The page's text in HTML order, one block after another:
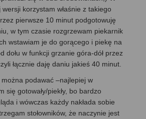
korzystam właśnie z takiego
pierwsze 10 minut podgotowuję
w tym czasie rozgrzewam piekarnik
wstawiam je do gorącego i piekę na
dołu w funkcji grzanie góra-dół przez
łącznie daję daniu jakieś 40 minut.
podawać –najlepiej w
się gotowały/piekły, bo bardzo
i wówczas każdy nakłada sobie
stołowników, że naczynie jest